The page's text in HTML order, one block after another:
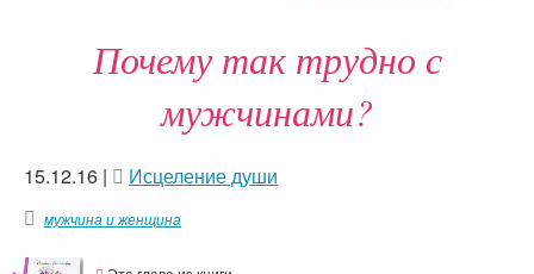
Почему так трудно с
мужчинами?
15.12.16 | Исцеление души
мужчина и женщина